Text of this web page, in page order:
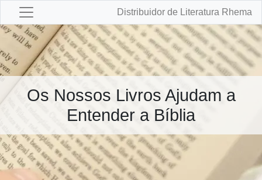
Distribuidor de Literatura Rhema
Os Nossos Livros Ajudam a
Entender a Bíblia